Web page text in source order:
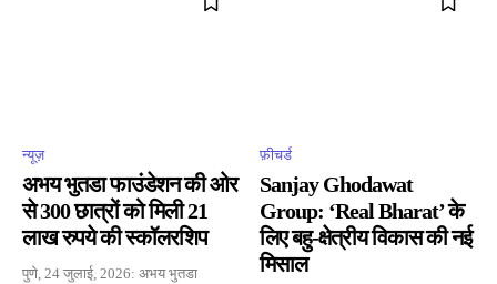
न्यूज़
अभय भुतडा फाउंडेशन की ओर
से 300 छात्रों को मिली 21
लाख रुपये की स्कॉलरशिप
पुणे, 24 जुलाई, 2026: अभय भुतडा
फ़ीचर्ड
Sanjay Ghodawat
Group: ‘Real Bharat’ के
लिए बहु-क्षेत्रीय विकास की नई
मिसाल